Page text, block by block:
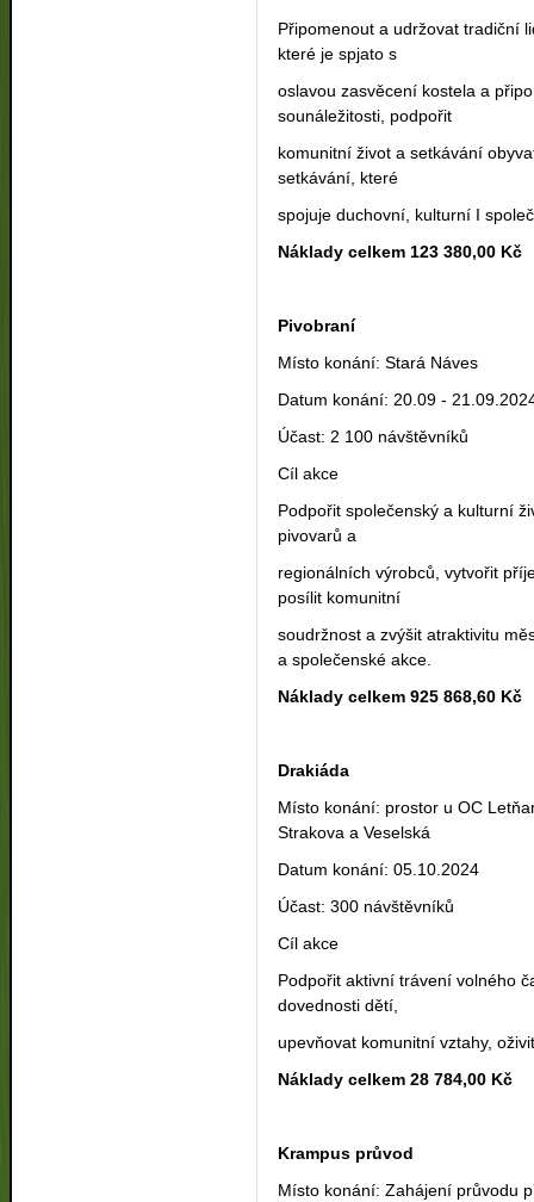
Připomenout a udržovat tradiční
které je spjato s
oslavou zasvěcení kostela a
sounáležitosti, podpořit
komunitní život a setkávání
setkávání, které
spojuje duchovní, kulturní I
Náklady celkem 123 380,00 Kč
Pivobraní
Místo konání: Stará Náves
Datum konání: 20.09 -
Účast: 2 100 návštěvníků
Cíl akce
Podpořit společenský a kulturní
pivovarů a
regionálních výrobců, vytvořit
posílit komunitní
soudržnost a zvýšit atraktivitu
a společenské akce.
Náklady celkem 925 868,60 Kč
Drakiáda
Místo konání: prostor u OC
Strakova a Veselská
Datum konání: 05.10.2024
Účast: 300 návštěvníků
Cíl akce
Podpořit aktivní trávení volného
dovednosti dětí,
upevňovat komunitní vztahy,
Náklady celkem 28 784,00 Kč
Krampus průvod
Místo konání: Zahájení průvodu